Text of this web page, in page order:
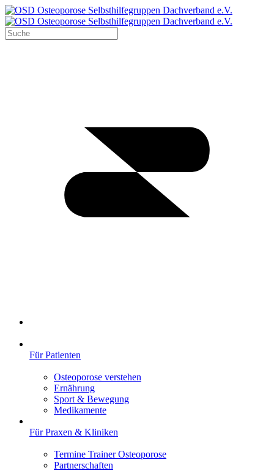
Für Patienten
Osteoporose verstehen
Ernährung
Sport & Bewegung
Medikamente
Für Praxen & Kliniken
Termine Trainer Osteoporose
Partnerschaften